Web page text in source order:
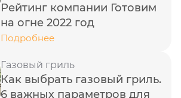
Рейтинг компании Готовим
на огне 2022 год
Подробнее
Газовый гриль
Как выбрать газовый гриль.
6 важных параметров для